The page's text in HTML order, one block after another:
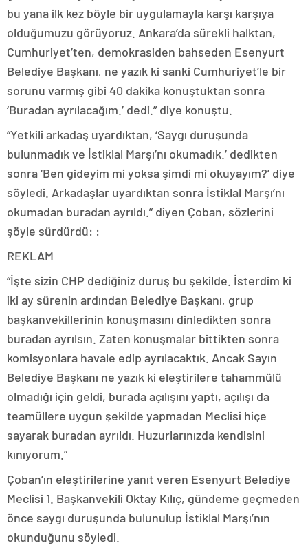
bu yana ilk kez böyle bir uygulamayla karşı karşıya
olduğumuzu görüyoruz. Ankara’da sürekli halktan,
Cumhuriyet’ten, demokrasiden bahseden Esenyurt
Belediye Başkanı, ne yazık ki sanki Cumhuriyet’le bir
sorunu varmış gibi 40 dakika konuştuktan sonra
‘Buradan ayrılacağım.’ dedi.” diye konuştu.
“Yetkili arkadaş uyardıktan, ‘Saygı duruşunda
bulunmadık ve İstiklal Marşı’nı okumadık.’ dedikten
sonra ‘Ben gideyim mi yoksa şimdi mi okuyayım?’ diye
söyledi. Arkadaşlar uyardıktan sonra İstiklal Marşı’nı
okumadan buradan ayrıldı.” diyen Çoban, sözlerini
şöyle sürdürdü: :
REKLAM
“İşte sizin CHP dediğiniz duruş bu şekilde. İsterdim ki
iki ay sürenin ardından Belediye Başkanı, grup
başkanvekillerinin konuşmasını dinledikten sonra
buradan ayrılsın. Zaten konuşmalar bittikten sonra
komisyonlara havale edip ayrılacaktık. Ancak Sayın
Belediye Başkanı ne yazık ki eleştirilere tahammülü
olmadığı için geldi, burada açılışını yaptı, açılışı da
teamüllere uygun şekilde yapmadan Meclisi hiçe
sayarak buradan ayrıldı. Huzurlarınızda kendisini
kınıyorum.”
Çoban’ın eleştirilerine yanıt veren Esenyurt Belediye
Meclisi 1. Başkanvekili Oktay Kılıç, gündeme geçmeden
önce saygı duruşunda bulunulup İstiklal Marşı’nın
okunduğunu söyledi.